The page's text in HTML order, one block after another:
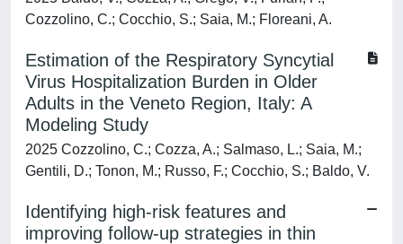
Cozzolino, C.; Cocchio, S.; Saia, M.; Floreani, A.
Estimation of the Respiratory Syncytial
Virus Hospitalization Burden in Older
Adults in the Veneto Region, Italy: A
Modeling Study
2025 Cozzolino, C.; Cozza, A.; Salmaso, L.; Saia, M.;
Gentili, D.; Tonon, M.; Russo, F.; Cocchio, S.; Baldo, V.
Identifying high-risk features and
improving follow-up strategies in thin